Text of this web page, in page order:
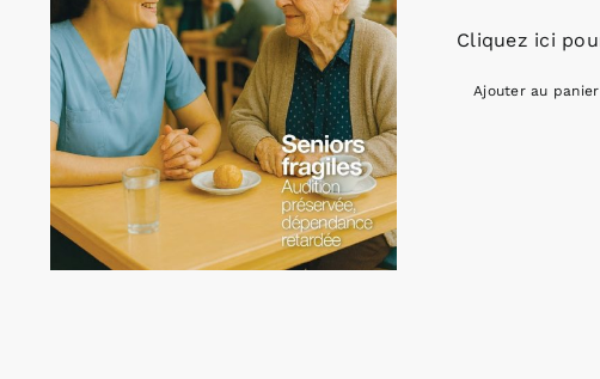
Cliquez ici
Ajouter au panier